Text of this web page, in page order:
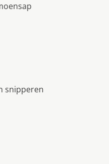
snipperen